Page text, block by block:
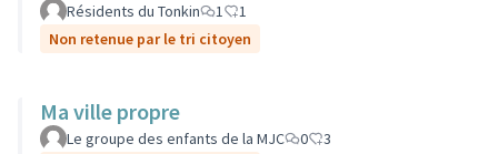
Résidents du Tonkin 1
1
Non retenue par le tri citoyen
Ma ville propre
Le groupe des enfants de la MJC 0
3